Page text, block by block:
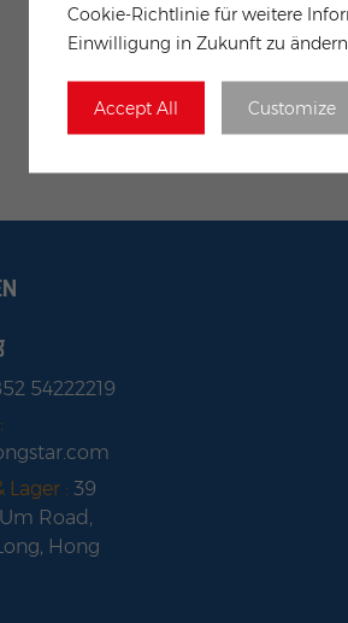
Cookie-Richtlinie für weitere
Einwilligung in Zukunft zu ändern.
Accept All Customize
54222219
Lager :39
Road,
Hong